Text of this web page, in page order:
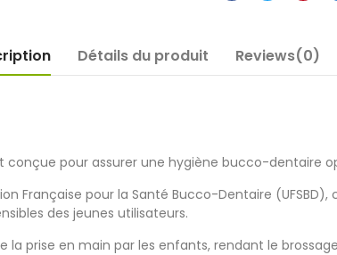
Détails du produit Reviews(0)
conçue pour assurer une hygiène bucco-dentaire
Française pour la Santé Bucco-Dentaire
des jeunes utilisateurs.
prise en main par les enfants, rendant le